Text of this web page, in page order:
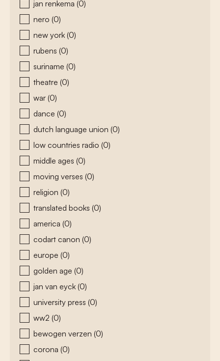
jan renkema (0)
nero (0)
new york (0)
rubens (0)
suriname (0)
theatre (0)
war (0)
dance (0)
dutch language union (0)
low countries radio (0)
middle ages (0)
moving verses (0)
religion (0)
translated books (0)
america (0)
codart canon (0)
europe (0)
golden age (0)
jan van eyck (0)
university press (0)
ww2 (0)
bewogen verzen (0)
corona (0)